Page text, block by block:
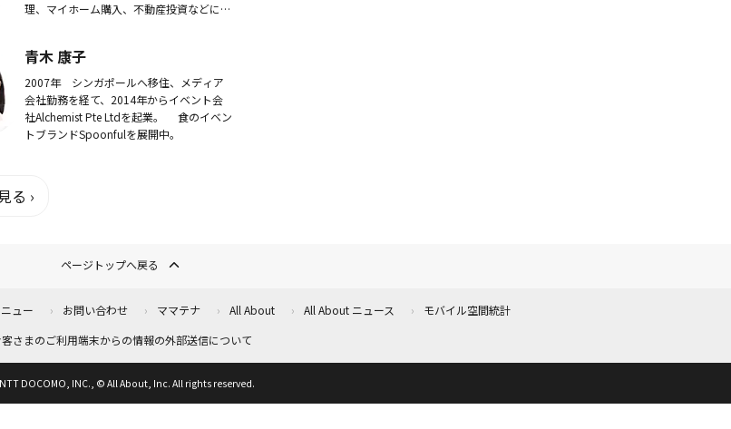
理、マイホーム購入、不動産投資などに精
青木 康子
2007年 シンガポールへ移住、メディア
会社勤務を経て、2014年からイベント会
社Alchemist Pte Ltdを起業。 食のイベン
トブランドSpoonfulを展開中。
る ›
ページトップへ戻る
ュー お問い合わせ ママテナ All About All About ニュース
モバイル空間統計
客さまのご利用端末からの情報の外部送信について
DOCOMO, INC., © All About, Inc. All rights reserved.